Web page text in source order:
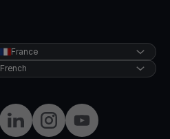
LinkedInInstagramYouTube
France
French